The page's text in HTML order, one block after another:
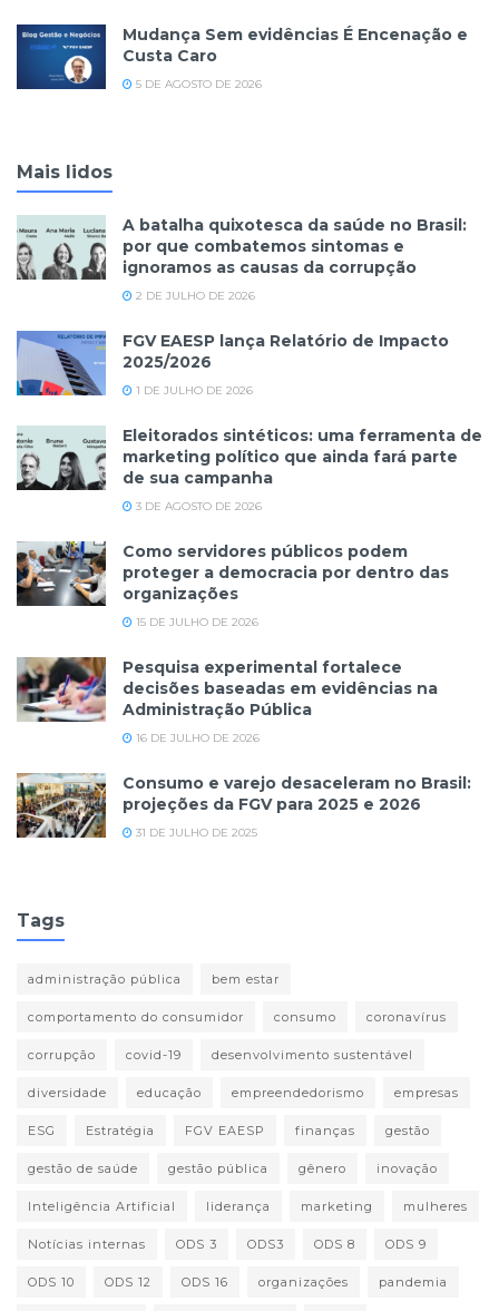
Mudança Sem evidências É Encenação e
Custa Caro
5 DE AGOSTO DE 2026
Mais lidos
A batalha quixotesca da saúde no Brasil:
por que combatemos sintomas e
ignoramos as causas da corrupção
2 DE JULHO DE 2026
FGV EAESP lança Relatório de Impacto
2025/2026
1 DE JULHO DE 2026
Eleitorados sintéticos: uma ferramenta de
marketing político que ainda fará parte
de sua campanha
3 DE AGOSTO DE 2026
Como servidores públicos podem
proteger a democracia por dentro das
organizações
15 DE JULHO DE 2026
Pesquisa experimental fortalece
decisões baseadas em evidências na
Administração Pública
16 DE JULHO DE 2026
Consumo e varejo desaceleram no Brasil:
projeções da FGV para 2025 e 2026
31 DE JULHO DE 2025
Tags
administração pública bem estar
comportamento do consumidor consumo coronavírus
corrupção covid-19 desenvolvimento sustentável
diversidade educação empreendedorismo empresas
ESG Estratégia FGV EAESP finanças gestão
gestão de saúde gestão pública gênero inovação
Inteligência Artificial liderança marketing mulheres
Notícias internas ODS 3 ODS3 ODS 8 ODS 9
ODS 10 ODS 12 ODS 16 organizações pandemia